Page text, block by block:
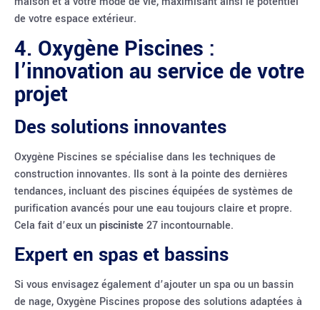
de votre espace extérieur.
4. Oxygène Piscines :
l’innovation au service de votre
projet
Des solutions innovantes
Oxygène Piscines se spécialise dans les techniques de
construction innovantes. Ils sont à la pointe des dernières
tendances, incluant des piscines équipées de systèmes de
purification avancés pour une eau toujours claire et propre.
Cela fait d’eux unpisciniste27 incontournable.
Expert en spas et bassins
Si vous envisagez également d’ajouter un spa ou un bassin
de nage, Oxygène Piscines propose des solutions adaptées à